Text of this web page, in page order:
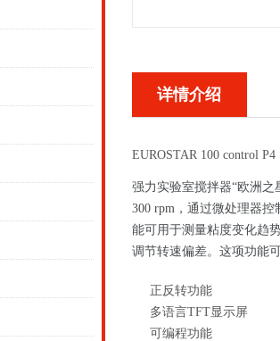
详情介绍
EUROSTAR 100 control P4
强力实验室搅拌器“欧洲之
300 rpm，通过微处理器
能可用于测量粘度变化趋
调节转速偏差。这项功能
正反转功能
多语言TFT显示屏
可编程功能